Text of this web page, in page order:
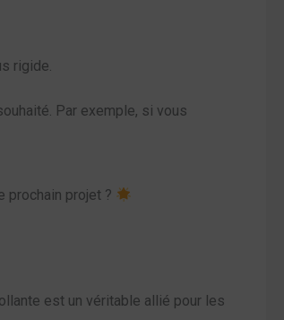
rigide.
Par exemple, si vous
prochain projet ?
est un véritable allié pour les